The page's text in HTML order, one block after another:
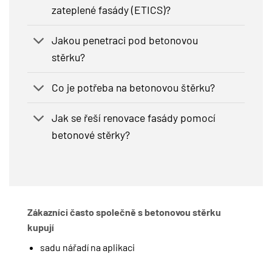
zateplené fasády (ETICS)?
Jakou penetraci pod betonovou
stěrku?
Co je potřeba na betonovou štěrku?
Jak se řeší renovace fasády pomocí
betonové stěrky?
Zákazníci často společně s betonovou stěrku
kupují
sadu nářadí na aplikaci